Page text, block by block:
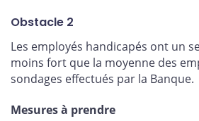
Obstacle 2
Les employés handicapés ont un
moins fort que la moyenne des
sondages effectués par la Banque.
Mesures à prendre